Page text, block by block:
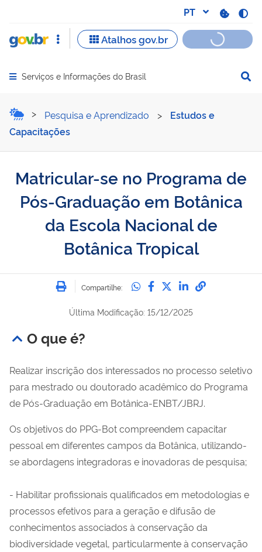
Abrir menu principal de navegação
Serviços e Informações do Brasil
Matricular-se no
Pesquisa e Aprendizado >
Estudos e
Capacitações
Matricular-se no Programa de
Pós-Graduação em Botânica
da Escola Nacional de
Botânica Tropical
Imprimir
Compartilhe: Compartilhe no
Compartilhe no
Compartilhe no
Compartilhe
Última Modificação: 15/12/2025
O que é?
Realizar inscrição dos interessados no processo seletivo
para mestrado ou doutorado acadêmico do Programa
de Pós-Graduação em Botânica-ENBT/JBRJ.
Os objetivos do PPG-Bot compreendem capacitar
pessoal em diferentes campos da Botânica, utilizando-
se abordagens integradoras e inovadoras de pesquisa;
- Habilitar profissionais qualificados em metodologias e
processos efetivos para a geração e difusão de
conhecimentos associados à conservação da
biodiversidade vegetal, particularmente à conservação